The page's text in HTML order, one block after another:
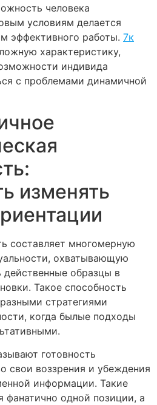
человека
условиям делается
эффективного работы. 7к
характеристику,
индивида
с проблемами динамичной
изменять
составляет многомерную
охватывающую
действенные образцы в
Такое способность
стратегиями
когда былые подходы
готовность
свои воззрения и убеждения
информации. Такие
фанатично одной позиции, а